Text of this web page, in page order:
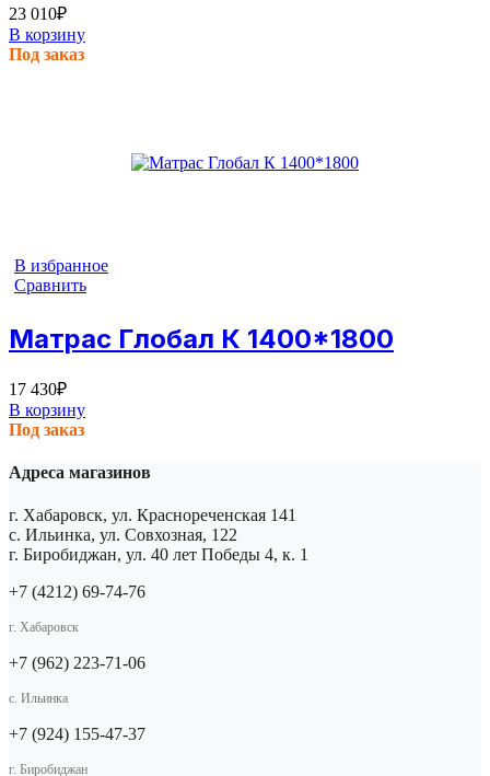
23 010₽
В корзину
Под заказ
В избранное
Сравнить
Матрас Глобал К 1400*1800
17 430₽
В корзину
Под заказ
Адреса магазинов
г. Хабаровск, ул. Краснореченская 141
с. Ильинка, ул. Совхозная, 122
г. Биробиджан, ул. 40 лет Победы 4, к. 1
+7 (4212) 69-74-76
г. Хабаровск
+7 (962) 223-71-06
с. Ильинка
+7 (924) 155-47-37
г. Биробиджан